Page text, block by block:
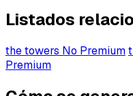
Listados
the towers No Premium
Premium